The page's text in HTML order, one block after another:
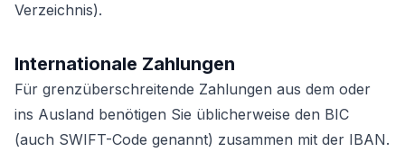
Verzeichnis).
Internationale Zahlungen
Für grenzüberschreitende Zahlungen aus dem oder
ins Ausland benötigen Sie üblicherweise den BIC
(auch SWIFT-Code genannt) zusammen mit der IBAN.